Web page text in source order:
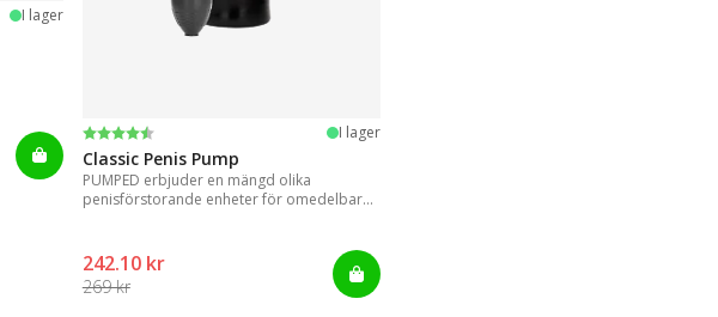
I lager
Betyg:
4.3 utav 5 stjärnor I lager
Classic Penis Pump
PUMPED erbjuder en mängd olika
penisförstorande enheter för omedelbara
242.10 kr
269 kr